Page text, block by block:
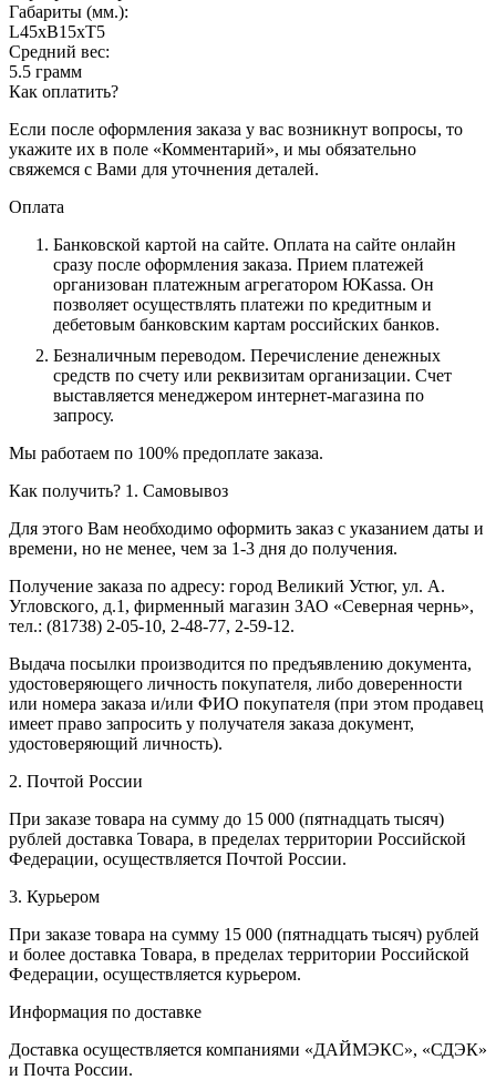
Габариты (мм.):
L45хB15хT5
Средний вес:
5.5 грамм
Как оплатить?
Если после оформления заказа у вас возникнут вопросы, то
укажите их в поле «Комментарий», и мы обязательно
свяжемся с Вами для уточнения деталей.
Оплата
Банковской картой на сайте. Оплата на сайте онлайн
сразу после оформления заказа. Прием платежей
организован платежным агрегатором ЮKassa. Он
позволяет осуществлять платежи по кредитным и
дебетовым банковским картам российских банков.
Безналичным переводом. Перечисление денежных
средств по счету или реквизитам организации. Счет
выставляется менеджером интернет-магазина по
запросу.
Мы работаем по 100% предоплате заказа.
Как получить? 1. Самовывоз
Для этого Вам необходимо оформить заказ с указанием даты и
времени, но не менее, чем за 1-3 дня до получения.
Получение заказа по адресу: город Великий Устюг, ул. А.
Угловского, д.1, фирменный магазин ЗАО «Северная чернь»,
тел.: (81738) 2-05-10, 2-48-77, 2-59-12.
Выдача посылки производится по предъявлению документа,
удостоверяющего личность покупателя, либо доверенности
или номера заказа и/или ФИО покупателя (при этом продавец
имеет право запросить у получателя заказа документ,
удостоверяющий личность).
2. Почтой России
При заказе товара на сумму до 15 000 (пятнадцать тысяч)
рублей доставка Товара, в пределах территории Российской
Федерации, осуществляется Почтой России.
3. Курьером
При заказе товара на сумму 15 000 (пятнадцать тысяч) рублей
и более доставка Товара, в пределах территории Российской
Федерации, осуществляется курьером.
Информация по доставке
Доставка осуществляется компаниями «ДАЙМЭКС», «СДЭК»
и Почта России.